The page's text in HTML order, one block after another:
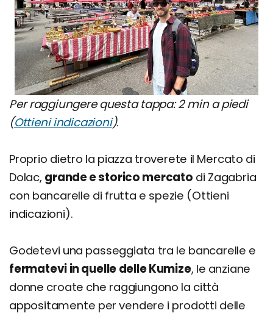
Per raggiungere questa tappa: 2 min a piedi
(Ottieni indicazioni).
Proprio dietro la piazza troverete il Mercato di
Dolac, grande e storico mercato di Zagabria
con bancarelle di frutta e spezie (Ottieni
indicazioni).
Godetevi una passeggiata tra le bancarelle e
fermatevi in quelle delle Kumize, le anziane
donne croate che raggiungono la città
appositamente per vendere i prodotti delle